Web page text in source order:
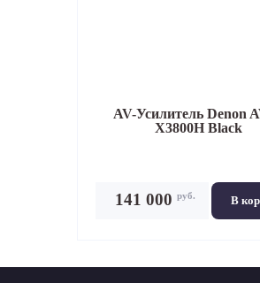
AV-УсилительDenon
X3800H Black
В
141 000 руб.